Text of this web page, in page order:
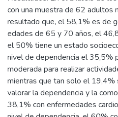
con una muestra de 62 adultos
resultado que, el 58,1% es de
edades de 65 y 70 años, el
el 50% tiene un estado
nivel de dependencia el 35,5%
moderada para realizar
mientras que tan solo el 19,4%
valorar la dependencia y la
38,1% con enfermedades